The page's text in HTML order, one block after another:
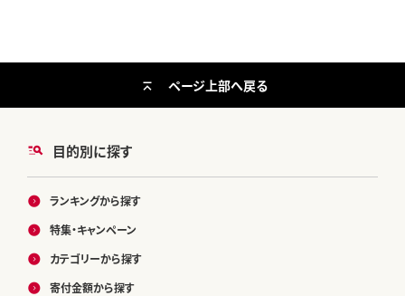
目的別に探す
ランキングから探す
特集・キャンペーン
カテゴリーから探す
寄付金額から探す
ページ上部へ戻る